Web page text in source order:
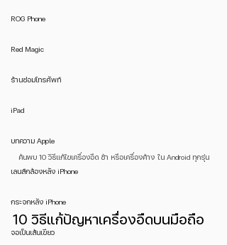
ROG Phone
Red Magic
ร้านซ่อมโทรศัพท์
iPad
บทความ Apple
เลนส์กล้องหลัง iPhone
กระจกหลัง iPhone
จอเป็นเส้นเขียว
ค้นพบ 10 วิธีแก้ไขเครื่องอืด ช้า หรือเครื่องค้าง ใน Android ทุกรุ่น
10 วิธีแก้ปัญหาเครื่องอืดบนมือถือ